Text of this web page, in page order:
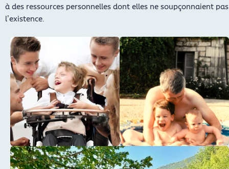
à des ressources personnelles dont elles ne soupçonnaient pas
l’existence.